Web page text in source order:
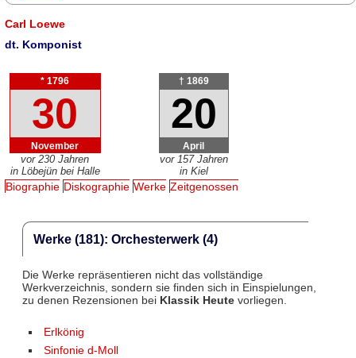
Carl Loewe
dt. Komponist
* 1796
30
November
vor 230 Jahren
in Löbejün bei Halle
† 1869
20
April
vor 157 Jahren
in Kiel
Biographie Diskographie Werke Zeitgenossen
Werke (181): Orchesterwerk (4)
Die Werke repräsentieren nicht das vollständige
Werkverzeichnis, sondern sie finden sich in Einspielungen,
zu denen Rezensionen bei Klassik Heutevorliegen.
Erlkönig
Sinfonie d-Moll